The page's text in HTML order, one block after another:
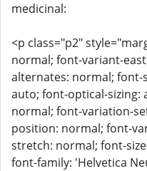
medicinal:
<p class="p2"
normal; font-variant-
alternates: normal; font-
auto; font-optical-sizing:
normal; font-variation-
position: normal; font-
stretch: normal; font-
font-family: 'Helvetica